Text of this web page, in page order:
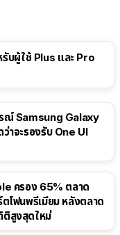
บผู้ใช้ Plus และ Pro
ณ์ Samsung Galaxy
ว่าจะรองรับ One UI
ครอง 65% ตลาด
ตโฟนพรีเมียม หลังตลาด
ติสูงสุดใหม่